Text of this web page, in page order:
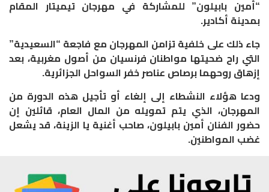
“أمين بابيلون” للمشاركة في مهرجان تيميتار المقام
بمدينة أكادير.
جاء ذلك على خلفية تزامن المهرجان مع فاجعة “السعيدية”
التي راح ضحيتها مواطنان فرنسيان من أصول مغربية، بعد
إزهاق روحهما برصاص عناصر خفر السواحل الجزائرية.
ودعا هؤلاء النشطاء إلى إلغاء أو تأجيل هذه الدورة من
المهرجان، الذي يتم تمويله من المال العام، قائلين إن
حضور الفنان أمين بابيلون، صاحب أغنية يا الزينة، قد يشعل
غضب المواطنين.